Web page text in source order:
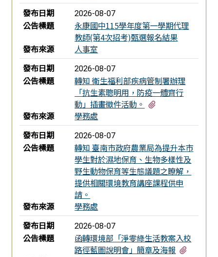
發布日期
2026-08-07
公告標題
永康國中115學年度第一學期代理
教師(第4次招考)甄選報名結果
發布來源
人事室
發布日期
2026-08-07
公告標題
轉知 衛生福利部疾病管制署辦理
「抗生素聰明用，防疫一體齊行
動」插畫徵件活動。
發布來源
學務處
發布日期
2026-08-07
公告標題
轉知 臺南市政府農業局為提升本市
學生對於濕地保育、生物多樣性及
野生動物保育等生態議題之瞭解，
提供相關環境教育講座課程供申
請。
發布來源
學務處
發布日期
2026-08-07
公告標題
函轉環境部「淨零綠生活教案入校
路徑藍圖說明會」簡章及海報